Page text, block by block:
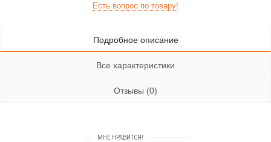
Есть вопрос по товару!
Подробное описание
Все характеристики
Отзывы (0)
МНЕ НРАВИТСЯ!